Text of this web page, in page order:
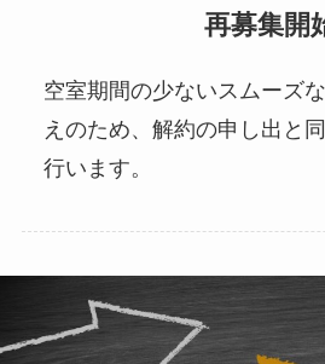
再募集開
空室期間の少ないスムーズ
えのため、解約の申し出と
行います。